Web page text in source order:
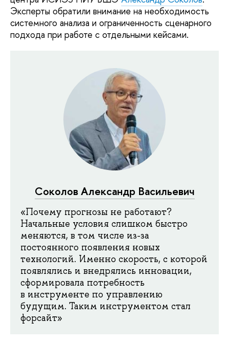
Эксперты обратили внимание на необходимость
системного анализа и ограниченность сценарного
подхода при работе с отдельными кейсами.
Соколов Александр Васильевич
«Почему прогнозы не работают?
Начальные условия слишком быстро
меняются, в том числе из-за
постоянного появления новых
технологий. Именно скорость, с которой
появлялись и внедрялись инновации,
сформировала потребность
в инструменте по управлению
будущим. Таким инструментом стал
форсайт»